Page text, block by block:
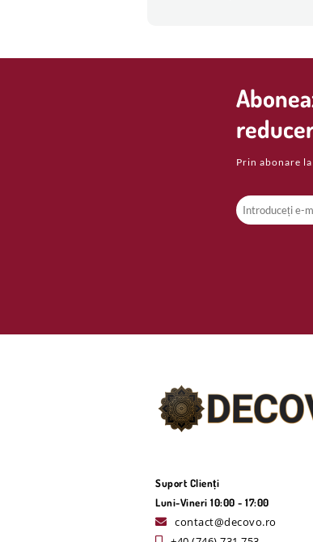
Prin abonare
Suport Clienți
Luni-Vineri 10:00 - 17:00
contact@decovo.ro